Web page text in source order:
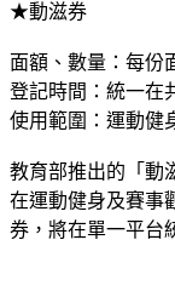
★動滋券
面額、數量：每份
登記時間：統一在
使用範圍：運動健
教育部推出的「動
在運動健身及賽事
券，將在單一平台